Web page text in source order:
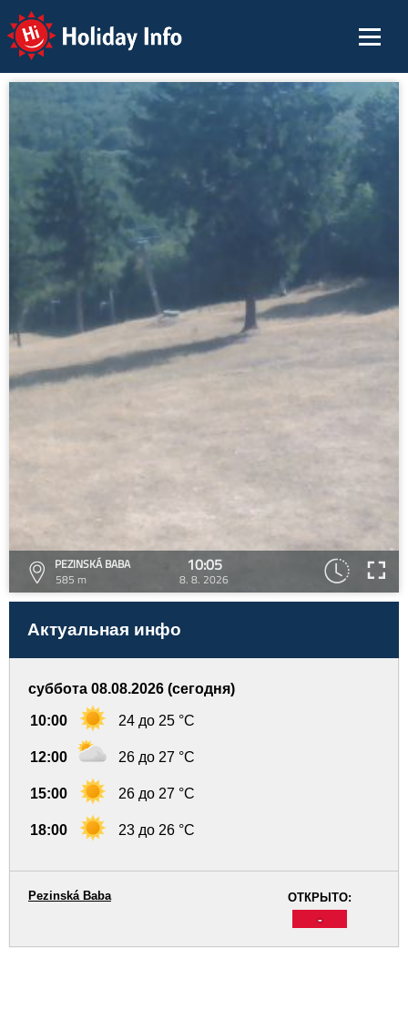
Holiday Info
PEZINSKÁ BABA
585 m
10:05
8. 8. 2026
Актуальная инфо
суббота 08.08.2026 (сегодня)
10:00 24 до 25 °C
12:00 26 до 27 °C
15:00 26 до 27 °C
18:00 23 до 26 °C
ОТКРЫТО:
-
Pezinská Baba